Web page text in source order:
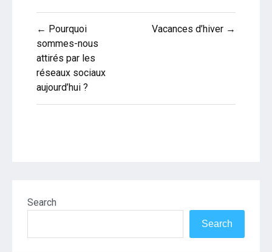
Post
navigation
← Pourquoi
sommes-nous
attirés par les
réseaux sociaux
aujourd’hui ?
Vacances d’hiver →
Search
Search